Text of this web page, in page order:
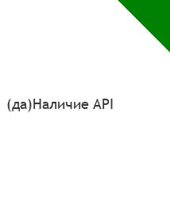
(да)Наличие API